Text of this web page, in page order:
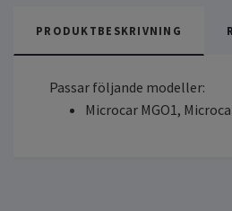
PRODUKTBESKRIVNING
Passar följande modeller:
Microcar MGO1,